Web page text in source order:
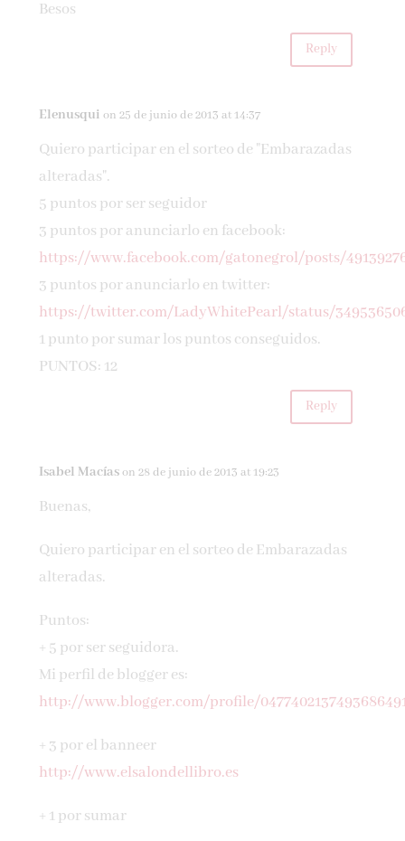
Besos
Reply
Elenusqui on 25 de junio de 2013 at 14:37
Quiero participar en el sorteo de "Embarazadas
alteradas".
5 puntos por ser seguidor
3 puntos por anunciarlo en facebook:
https://www.facebook.com/gatonegrol/posts/
3 puntos por anunciarlo en twitter:
https://twitter.com/LadyWhitePearl/status/
1 punto por sumar los puntos conseguidos.
PUNTOS: 12
Reply
Isabel Macíason 28 de junio de 2013 at 19:23
Buenas,
Quiero participar en el sorteo de Embarazadas
alteradas.
Puntos:
+ 5 por ser seguidora.
Mi perfil de blogger es:
http://www.blogger.com/profile/
+ 3 por el banneer
http://www.elsalondellibro.es
+ 1 por sumar